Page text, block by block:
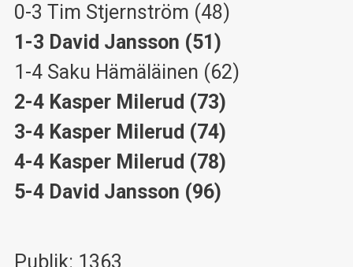
0-3 Tim Stjernström (48)
1-3 David Jansson (51)
1-4 Saku Hämäläinen (62)
2-4 Kasper Milerud (73)
3-4 Kasper Milerud (74)
4-4 Kasper Milerud (78)
5-4 David Jansson (96)
Publik: 1363